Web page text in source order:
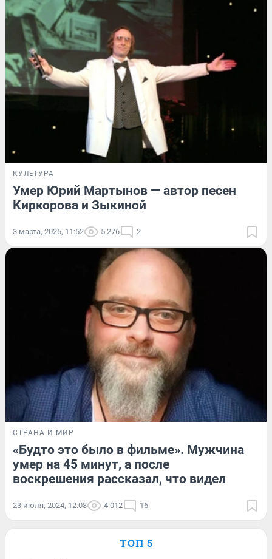
КУЛЬТУРА
Умер Юрий Мартынов — автор песен
Киркорова и Зыкиной
3 марта, 2025, 11:52 5 276 2
СТРАНА И МИР
«Будто это было в фильме». Мужчина
умер на 45 минут, а после
воскрешения рассказал, что видел
23 июля, 2024, 12:08 4 012 16
ТОП 5